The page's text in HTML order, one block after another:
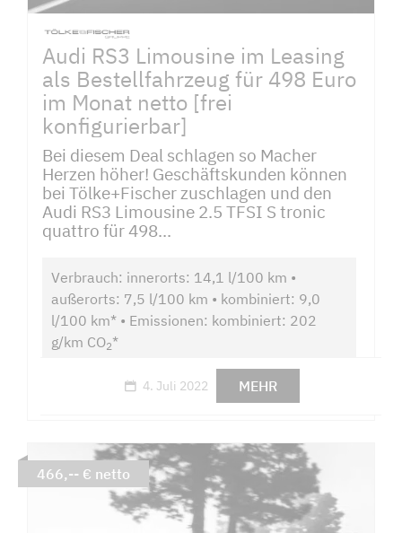
Audi RS3 Limousine im Leasing
als Bestellfahrzeug für 498 Euro
im Monat netto [frei
konfigurierbar]
Bei diesem Deal schlagen so Macher
Herzen höher! Geschäftskunden können
bei Tölke+Fischer zuschlagen und den
Audi RS3 Limousine 2.5 TFSI S tronic
quattro für 498...
Verbrauch: innerorts: 14,1 l/100 km •
außerorts: 7,5 l/100 km • kombiniert: 9,0
l/100 km* • Emissionen: kombiniert: 202
g/km CO2*
4. Juli 2022 MEHR
466,-- € netto